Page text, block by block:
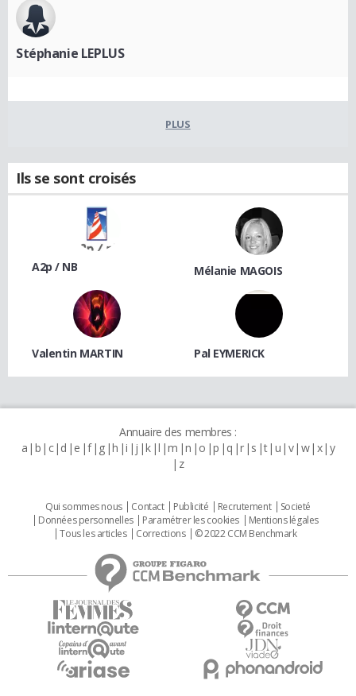
Stéphanie LEPLUS
PLUS
Ils se sont croisés
A2p / NB Mélanie MAGOIS
Valentin MARTIN Pal EYMERICK
Annuaire des membres :
a b c d e f g h i j k l m n o p q r s t u v w x y
z
Qui sommes nous Contact Publicité Recrutement
Societé
Données personnelles
Paramétrer les cookies
Mentions légales
Tous les articles
Corrections © 2022 CCM Benchmark